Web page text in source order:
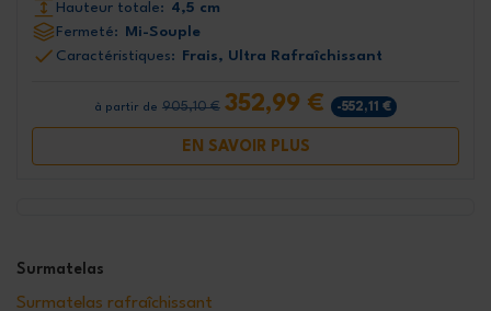
Hauteur totale: 4,5 cm
Fermeté: Mi-Souple
Caractéristiques: Frais, Ultra Rafraîchissant
à partir de 905,10 € 352,99 € -552,11 €
EN SAVOIR PLUS
Surmatelas
Surmatelas rafraîchissant